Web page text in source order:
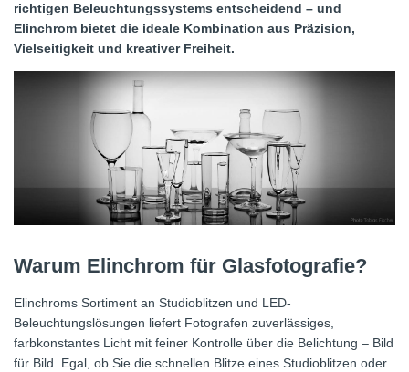
richtigen Beleuchtungssystems entscheidend – und
Elinchrom bietet die ideale Kombination aus Präzision,
Vielseitigkeit und kreativer Freiheit.
Warum Elinchrom für Glasfotografie?
Elinchroms Sortiment an Studioblitzen und LED-
Beleuchtungslösungen liefert Fotografen zuverlässiges,
farbkonstantes Licht mit feiner Kontrolle über die Belichtung – Bild
für Bild. Egal, ob Sie die schnellen Blitze eines Studioblitzen oder